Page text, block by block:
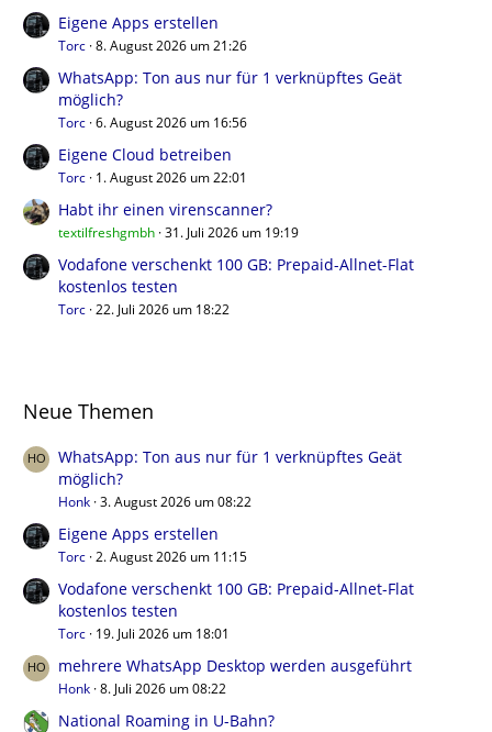
Eigene Apps erstellen
Torc 8. August 2026 um 21:26
WhatsApp: Ton aus nur für 1 verknüpftes Geät
möglich?
Torc 6. August 2026 um 16:56
Eigene Cloud betreiben
Torc 1. August 2026 um 22:01
Habt ihr einen virenscanner?
textilfreshgmbh 31. Juli 2026 um 19:19
Vodafone verschenkt 100 GB: Prepaid-Allnet-Flat
kostenlos testen
Torc 22. Juli 2026 um 18:22
Neue Themen
WhatsApp: Ton aus nur für 1 verknüpftes Geät
möglich?
Honk 3. August 2026 um 08:22
Eigene Apps erstellen
Torc 2. August 2026 um 11:15
Vodafone verschenkt 100 GB: Prepaid-Allnet-Flat
kostenlos testen
Torc 19. Juli 2026 um 18:01
mehrere WhatsApp Desktop werden ausgeführt
Honk 8. Juli 2026 um 08:22
National Roaming in U-Bahn?